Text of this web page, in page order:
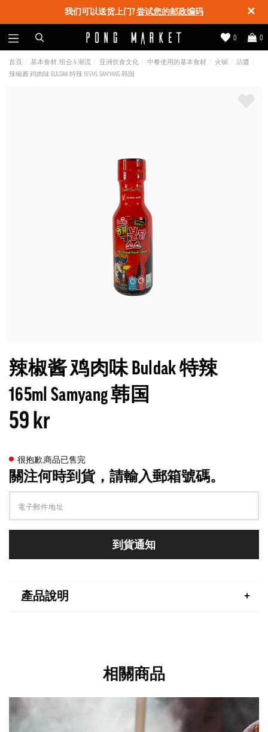
✕
我们可以送货上门?尝试您的邮政编码
0
0
首頁 基本食材, 组合 & 潮流 亚洲饮食文化 中餐使用的基本食材 火锅
沾醬
辣椒酱 鸡肉味 BULDAK 特辣 165ML SAMYANG 韩国
辣椒酱 鸡肉味 Buldak 特辣
165ml Samyang 韩国
59 kr
很抱歉,商品已售完
關注何時到貨，請輸入郵箱號碼。
到貨通知
產品說明
相關商品